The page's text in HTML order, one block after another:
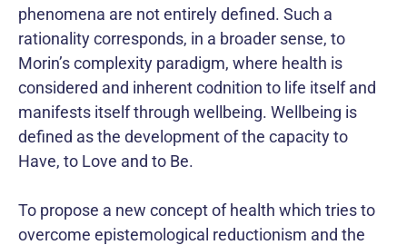
phenomena are not entirely defined. Such a
rationality corresponds, in a broader sense, to
Morin’s complexity paradigm, where health is
considered and inherent codnition to life itself and
manifests itself through wellbeing. Wellbeing is
defined as the development of the capacity to
Have, to Love and to Be.
To propose a new concept of health which tries to
overcome epistemological reductionism and the